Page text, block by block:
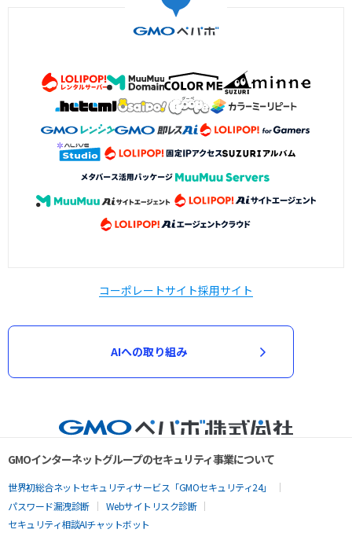
コーポレートサイト採用サイト
AIへの取り組み
GMOインターネットグループのセキュリティ事業について
世界初総合ネットセキュリティサービス「GMOセキュリティ24」
パスワード漏洩診断
Webサイトリスク診断
セキュリティ相談AIチャットボット